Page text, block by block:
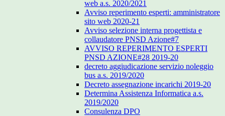
web a.s. 2020/2021
Avviso reperimento esperti: amministratore
sito web 2020-21
Avviso selezione interna progettista e
collaudatore PNSD Azione#7
AVVISO REPERIMENTO ESPERTI
PNSD AZIONE#28 2019-20
decreto aggiudicazione servizio noleggio
bus a.s. 2019/2020
Decreto assegnazione incarichi 2019-20
Determina Assistenza Informatica a.s.
2019/2020
Consulenza DPO